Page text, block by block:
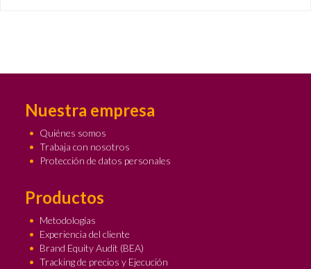
Nuestra empresa
Quiénes somos
Trabaja con nosotros
Protección de datos personales
Productos
Metodologías
Experiencia del cliente
Brand Equity Audit (BEA)
Tracking de precios y Ejecución